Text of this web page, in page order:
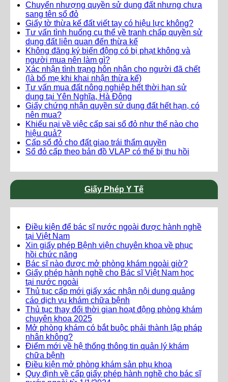
Chuyển nhượng quyền sử dụng đất nhưng chưa
sang tên sổ đỏ
Giấy tờ thừa kế đất viết tay có hiệu lực không?
Tư vấn tình huống cụ thể về tranh chấp quyền sử
dụng đất liên quan đến thừa kế
Không đăng ký biến động có bị phạt không và
người mua nên làm gì?
Xác nhận tình trạng hôn nhân cho người đã chết
(là bố mẹ khi khai nhận thừa kế)
Tư vấn mua đất nông nghiệp hết thời hạn sử
dụng tại Yên Nghĩa, Hà Đông
Giấy chứng nhận quyền sử dụng đất hết hạn, có
nên mua?
Khiếu nại về việc cấp sai sổ đỏ như thế nào cho
hiệu quả?
Cấp sổ đỏ cho đất giao trái thẩm quyền
Sổ đỏ cấp theo bản đồ VLAP có thể bị thu hồi
Giấy Phép Y Tế
Điều kiện để bác sĩ nước ngoài được hành nghề
tại Việt Nam
Xin giấy phép Bệnh viện chuyên khoa về phục
hồi chức năng
Bác sĩ nào được mở phòng khám ngoài giờ?
Giấy phép hành nghề cho Bác sĩ Việt Nam học
tại nước ngoài
Thủ tục cấp mới giấy xác nhận nội dung quảng
cáo dịch vụ khám chữa bệnh
Thủ tục thay đổi thời gian hoạt động phòng khám
chuyên khoa 2025
Mở phòng khám có bắt buộc phải thành lập pháp
nhân không?
Điểm mới về hệ thống thông tin quản lý khám
chữa bệnh
Điều kiện mở phòng khám sản phụ khoa
Quy định về cấp giấy phép hành nghề cho bác sĩ